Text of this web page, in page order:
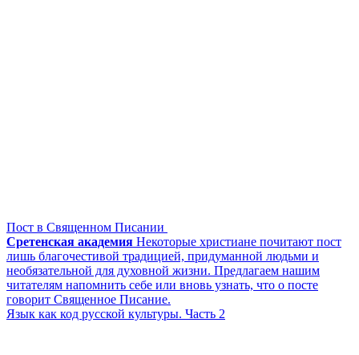
Пост в Священном Писании
Сретенская академия Некоторые христиане почитают пост
лишь благочестивой традицией, придуманной людьми и
необязательной для духовной жизни. Предлагаем нашим
читателям напомнить себе или вновь узнать, что о посте
говорит Священное Писание.
Язык как код русской культуры. Часть 2